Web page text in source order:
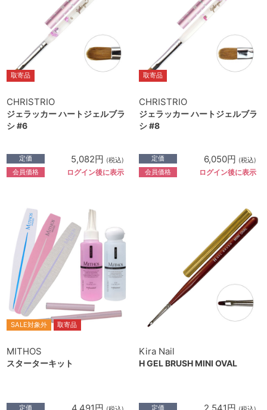
取寄品
CHRISTRIO
ジェラッカー ハートジェルブラ
シ #6
定価 5,082円 (税込)
会員価格 ログイン後に表示
取寄品
CHRISTRIO
ジェラッカー ハートジェルブラ
シ #8
定価 6,050円 (税込)
会員価格 ログイン後に表示
SALE対象外 取寄品
MITHOS
スターターキット
定価
Kira Nail
H GEL BRUSH MINI OVAL
定価